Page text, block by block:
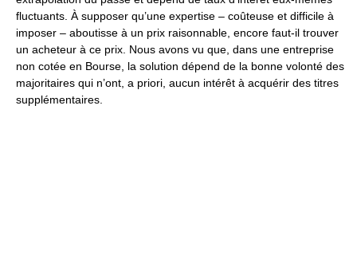
fluctuants. À supposer qu’une expertise – coûteuse et difficile à
imposer – aboutisse à un prix raisonnable, encore faut-il trouver
un acheteur à ce prix. Nous avons vu que, dans une entreprise
non cotée en Bourse, la solution dépend de la bonne volonté des
majoritaires qui n’ont, a priori, aucun intérêt à acquérir des titres
supplémentaires.